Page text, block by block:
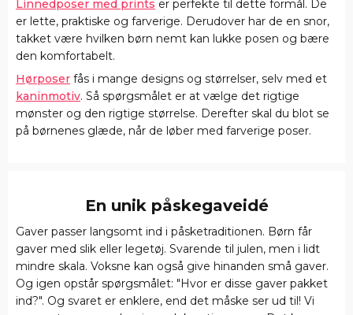
Linnedposer med prints er perfekte til dette formål. De
er lette, praktiske og farverige. Derudover har de en snor,
takket være hvilken børn nemt kan lukke posen og bære
den komfortabelt.
Hørposer fås i mange designs og størrelser, selv med et
kaninmotiv. Så spørgsmålet er at vælge det rigtige
mønster og den rigtige størrelse. Derefter skal du blot se
på børnenes glæde, når de løber med farverige poser.
En unik påskegaveidé
Gaver passer langsomt ind i påsketraditionen. Børn får
gaver med slik eller legetøj. Svarende til julen, men i lidt
mindre skala. Voksne kan også give hinanden små gaver.
Og igen opstår spørgsmålet: "Hvor er disse gaver pakket
ind?". Og svaret er enklere, end det måske ser ud til! Vi